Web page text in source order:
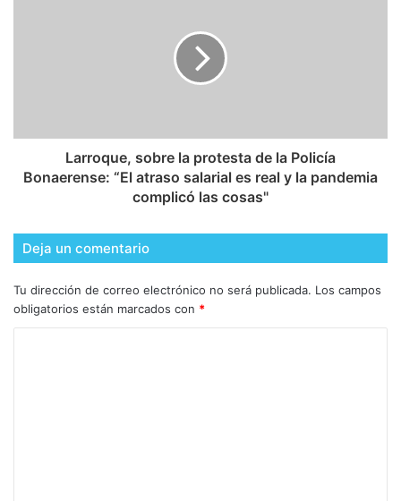
Larroque, sobre la protesta de la Policía
Bonaerense: “El atraso salarial es real y la pandemia
complicó las cosas"
Deja un comentario
Tu dirección de correo electrónico no será publicada. Los campos
obligatorios están marcados con *